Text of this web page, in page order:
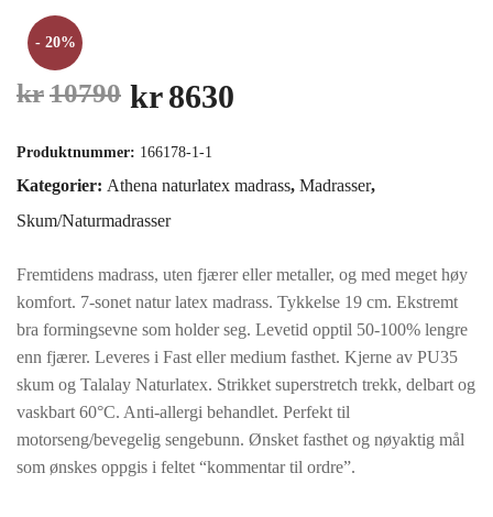
- 20%
kr10790 Opprinnelig
var:
kr10790.
kr8630
er:
Produktnummer: 166178-1-1
Kategorier: Athena naturlatex madrass, Madrasser,
Skum/Naturmadrasser
Fremtidens madrass, uten fjærer eller metaller, og med meget høy
komfort. 7-sonet natur latex madrass. Tykkelse 19 cm. Ekstremt
bra formingsevne som holder seg. Levetid opptil 50-100% lengre
enn fjærer. Leveres i Fast eller medium fasthet. Kjerne av PU35
skum og Talalay Naturlatex. Strikket superstretch trekk, delbart og
vaskbart 60°C. Anti-allergi behandlet. Perfekt til
motorseng/bevegelig sengebunn. Ønsket fasthet og nøyaktig mål
som ønskes oppgis i feltet “kommentar til ordre”.